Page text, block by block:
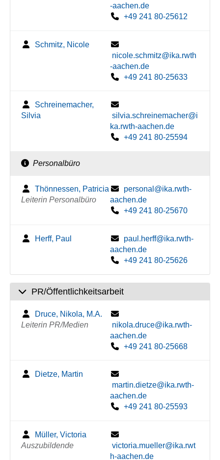
-aachen.de
+49 241 80-25612
Schmitz, Nicole
nicole.schmitz@ika.rwth
-aachen.de
+49 241 80-25633
Schreinemacher,
Silvia
silvia.schreinemacher@i
ka.rwth-aachen.de
+49 241 80-25594
Personalbüro
Thönnessen, Patricia
Leiterin Personalbüro
personal@ika.rwth-
aachen.de
+49 241 80-25670
Herff, Paul
paul.herff@ika.rwth-
aachen.de
+49 241 80-25626
PR/Öffentlichkeitsarbeit
Druce, Nikola, M.A.
Leiterin PR/Medien
nikola.druce@ika.rwth-
aachen.de
+49 241 80-25668
Dietze, Martin
martin.dietze@ika.rwth-
aachen.de
+49 241 80-25593
Müller, Victoria
Auszubildende
victoria.mueller@ika.rwt
h-aachen.de